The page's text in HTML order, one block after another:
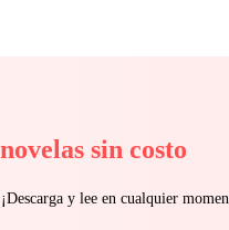
sin costo
y lee en cualquier